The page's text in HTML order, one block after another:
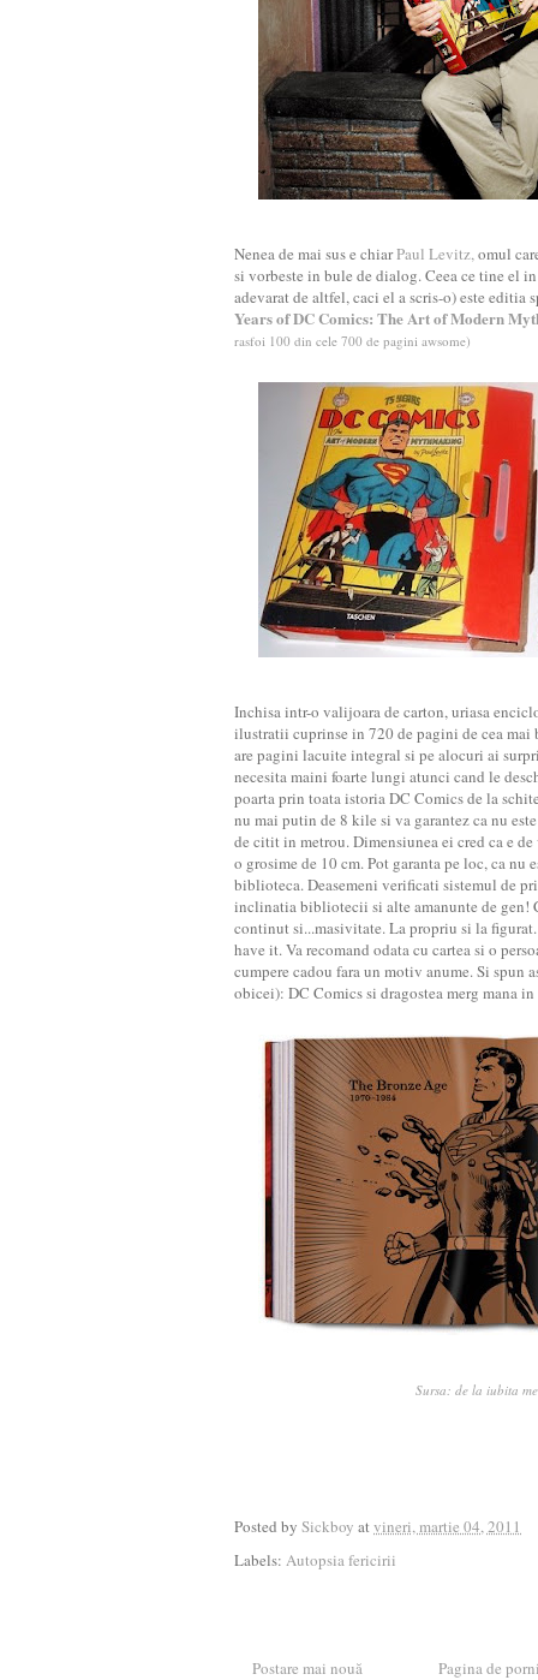
Nenea de mai sus e chiarPaul Levitz, omul
si vorbeste in bule de dialog. Ceea ce tine el
adevarat de altfel, caci el a scris-o) este editia
Years of DC Comics: The Art of Modern
rasfoi 100 din cele 700 de pagini awsome)
Inchisa intr-o valijoara de carton, uriasa
ilustratii cuprinse in 720 de pagini de cea
are pagini lacuite integral si pe alocuri ai
necesita maini foarte lungi atunci cand le
poarta prin toata istoria DC Comics de la
nu mai putin de 8 kile si va garantez ca nu
de citit in metrou. Dimensiunea ei cred ca e
o grosime de 10 cm. Pot garanta pe loc, ca nu
biblioteca. Deasemeni verificati sistemul de
inclinatia bibliotecii si alte amanunte de gen!
continut si...masivitate. La propriu si la
have it. Va recomand odata cu cartea si o
cumpere cadou fara un motiv anume. Si spun
obicei): DC Comics si dragostea merg mana in
Sursa: de la iubita
Posted by Sickboy atvineri, martie 04, 2011
Labels: Autopsia fericirii
Postare mai nouă Pagina de